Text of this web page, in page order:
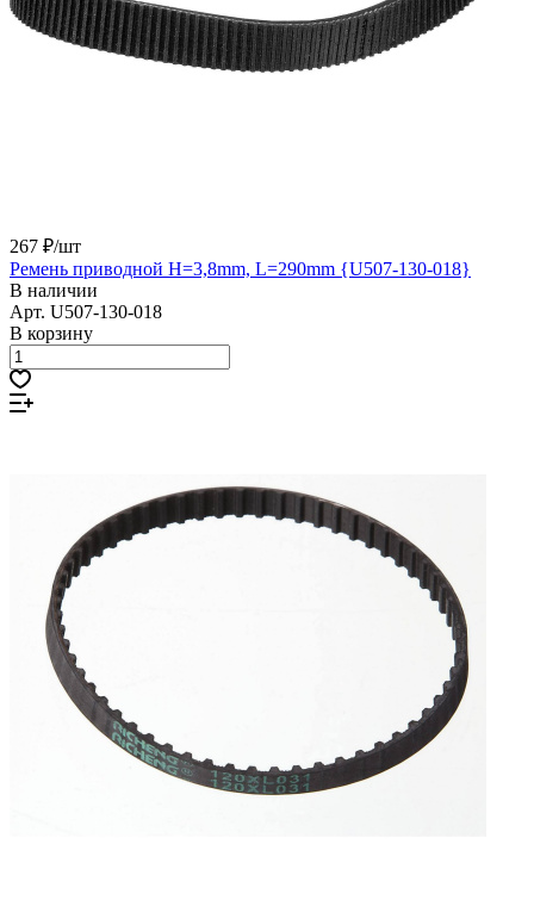
267 ₽/шт
Ремень приводной Н=3,8mm, L=290mm {U507-130-018}
В наличии
Арт. U507-130-018
В корзину